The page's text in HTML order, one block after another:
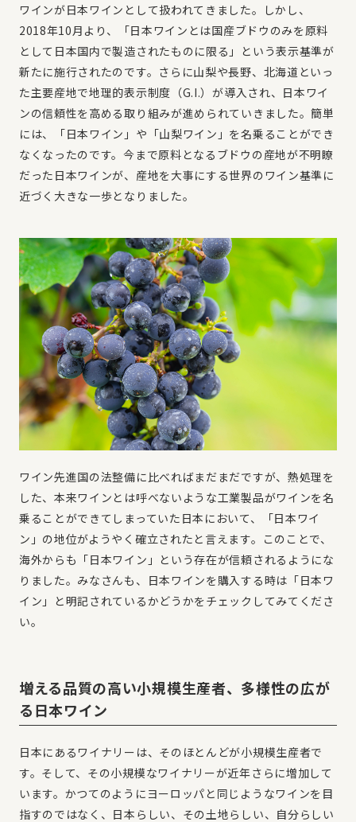
ワインが日本ワインとして扱われてきました。しかし、
2018年10月より、「日本ワインとは国産ブドウのみを原料
として日本国内で製造されたものに限る」という表示基準が
新たに施行されたのです。さらに山梨や長野、北海道といっ
た主要産地で地理的表示制度（G.I.）が導入され、日本ワイ
ンの信頼性を高める取り組みが進められていきました。簡単
には、「日本ワイン」や「山梨ワイン」を名乗ることができ
なくなったのです。今まで原料となるブドウの産地が不明瞭
だった日本ワインが、産地を大事にする世界のワイン基準に
近づく大きな一歩となりました。
ワイン先進国の法整備に比べればまだまだですが、熱処理を
した、本来ワインとは呼べないような工業製品がワインを名
乗ることができてしまっていた日本において、「日本ワイ
ン」の地位がようやく確立されたと言えます。このことで、
海外からも「日本ワイン」という存在が信頼されるようにな
りました。みなさんも、日本ワインを購入する時は「日本ワ
イン」と明記されているかどうかをチェックしてみてくださ
い。
増える品質の高い小規模生産者、多様性の広が
る日本ワイン
日本にあるワイナリーは、そのほとんどが小規模生産者で
す。そして、その小規模なワイナリーが近年さらに増加して
います。かつてのようにヨーロッパと同じようなワインを目
指すのではなく、日本らしい、その土地らしい、自分らしい